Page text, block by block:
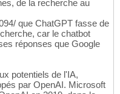
de la recherche au
que ChatGPT fasse de
car le chatbot
réponses que Google
potentiels de l'IA,
par OpenAI. Microsoft